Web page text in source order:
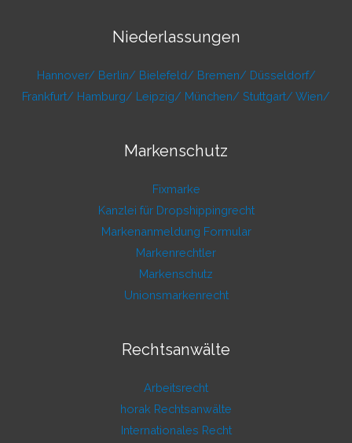
Niederlassungen
Hannover/ Berlin/ Bielefeld/ Bremen/ Düsseldorf/
Frankfurt/ Hamburg/ Leipzig/ München/ Stuttgart/ Wien/
Markenschutz
Fixmarke
Kanzlei für Dropshippingrecht
Markenanmeldung Formular
Markenrechtler
Markenschutz
Unionsmarkenrecht
Rechtsanwälte
Arbeitsrecht
horak Rechtsanwälte
Internationales Recht